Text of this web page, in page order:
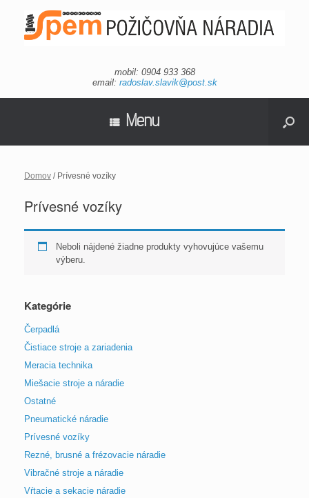
mobil: 0904 933 368
email: radoslav.slavik@post.sk
Menu
Domov / Prívesné vozíky
Prívesné vozíky
Neboli nájdené žiadne produkty vyhovujúce vašemu
výberu.
Kategórie
Čerpadlá
Čistiace stroje a zariadenia
Meracia technika
Miešacie stroje a náradie
Ostatné
Pneumatické náradie
Prívesné vozíky
Rezné, brusné a frézovacie náradie
Vibračné stroje a náradie
Vŕtacie a sekacie náradie